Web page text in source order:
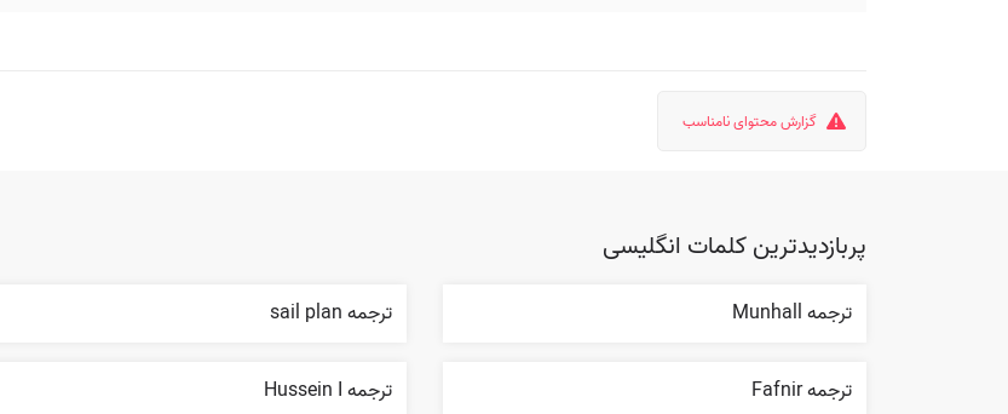
گزارش محتوای نامناسب
پربازدیدترین کلمات انگلیسی
ترجمه Munhall ترجمه sail plan
ترجمه Fafnir ترجمه Hussein I